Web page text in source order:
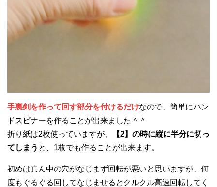
手裏剣を作って回す部分を付けるだけなので、簡単にハン
ドスピナーを作ることが出来ました＾＾
折り紙は2枚使っていますが、
【2】の時に縦に半分に切っ
てしまう と、1枚でも作ることが出来ます。
初めは真ん中の穴がなじまず回転が悪いと思いますが、何
度もぐるぐる回してなじませるとクルクル高速回転してく